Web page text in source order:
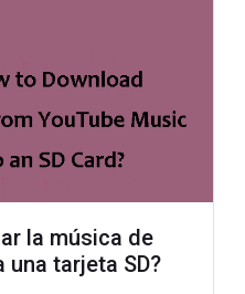
la música de
una tarjeta SD?